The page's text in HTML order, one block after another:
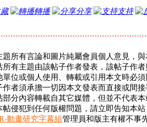
轉播 分享 支持
題所有言論和圖片純屬會員個人意見，
所有主題由該帖子作者發表，該帖子作者
單位或個人使用、轉載或引用本文時必
作者須承擔一切因本文發表而直接或間
部分內容轉載自其它媒體，但並不代表
帖侵犯到任何版權問題，請立即告知本
動畫研究字幕組管理員和版主有權不事